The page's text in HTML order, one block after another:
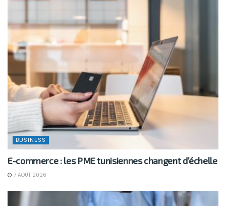
BUSINESS
E-commerce : les PME tunisiennes changent d’échelle
7 AOÛT 2026